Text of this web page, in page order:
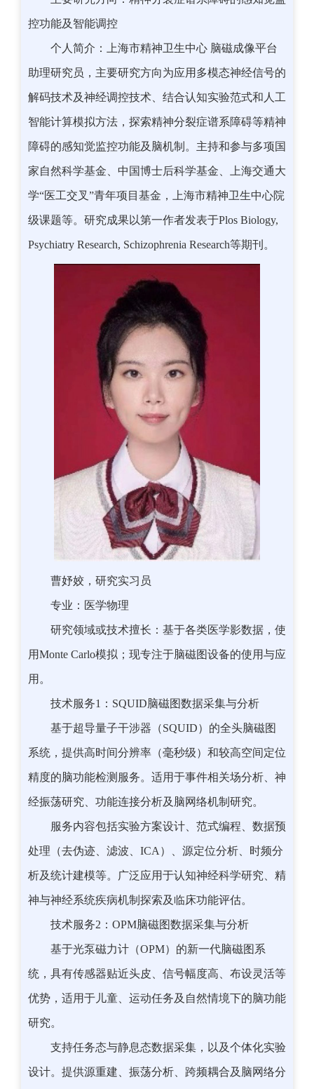
控功能及智能调控
个人简介：上海市精神卫生中心 脑磁成像平台
助理研究员，主要研究方向为应用多模态神经信号的
解码技术及神经调控技术、结合认知实验范式和人工
智能计算模拟方法，探索精神分裂症谱系障碍等精神
障碍的感知觉监控功能及脑机制。主持和参与多项国
家自然科学基金、中国博士后科学基金、上海交通大
学“医工交叉”青年项目基金，上海市精神卫生中心院
级课题等。研究成果以第一作者发表于Plos Biology,
Psychiatry Research, Schizophrenia Research等期刊。
曹妤姣，研究实习员
专业：医学物理
研究领域或技术擅长：基于各类医学影数据，使
用Monte Carlo模拟；现专注于脑磁图设备的使用与应
用。
技术服务1：SQUID脑磁图数据采集与分析
基于超导量子干涉器（SQUID）的全头脑磁图
系统，提供高时间分辨率（毫秒级）和较高空间定位
精度的脑功能检测服务。适用于事件相关场分析、神
经振荡研究、功能连接分析及脑网络机制研究。
服务内容包括实验方案设计、范式编程、数据预
处理（去伪迹、滤波、ICA）、源定位分析、时频分
析及统计建模等。广泛应用于认知神经科学研究、精
神与神经系统疾病机制探索及临床功能评估。
技术服务2：OPM脑磁图数据采集与分析
基于光泵磁力计（OPM）的新一代脑磁图系
统，具有传感器贴近头皮、信号幅度高、布设灵活等
优势，适用于儿童、运动任务及自然情境下的脑功能
研究。
支持任务态与静息态数据采集，以及个体化实验
设计。提供源重建、振荡分析、跨频耦合及脑网络分